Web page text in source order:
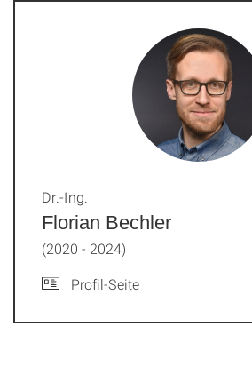
Florian Bechler
Dr.-Ing.
(2020 - 2024)
Profil-Seite